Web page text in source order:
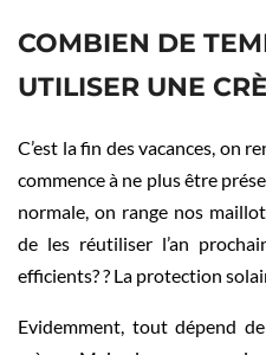
COMBIEN DE
UTILISER UNE
C’est la fin des vacances, on
commence à ne plus être
normale, on range nos
de les réutiliser l’an
efficients? ? La protection
Evidemment, tout dépend